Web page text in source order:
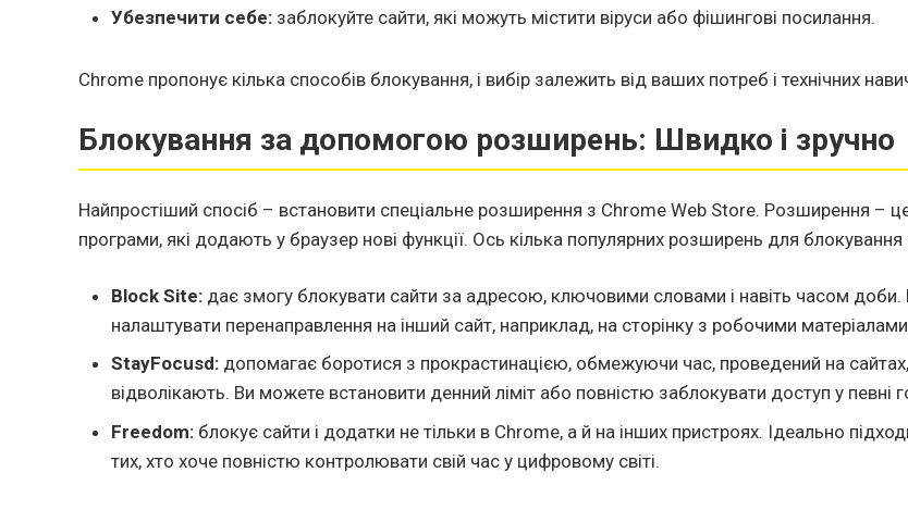
Убезпечити себе: заблокуйте сайти, які можуть містити віруси або фішингові посилання.
Chrome пропонує кілька способів блокування, і вибір залежить від ваших потреб і технічних
Блокування за допомогою розширень: Швидко і зручно
Найпростіший спосіб – встановити спеціальне розширення з Chrome Web Store. Розширення – це
програми, які додають у браузер нові функції. Ось кілька популярних розширень для блокування
Block Site: дає змогу блокувати сайти за адресою, ключовими словами і навіть часом
налаштувати перенаправлення на інший сайт, наприклад, на сторінку з робочими
StayFocusd: допомагає боротися з прокрастинацією, обмежуючи час, проведений на
відволікають. Ви можете встановити денний ліміт або повністю заблокувати доступ у певні
Freedom: блокує сайти і додатки не тільки в Chrome, а й на інших пристроях. Ідеально
тих, хто хоче повністю контролювати свій час у цифровому світі.